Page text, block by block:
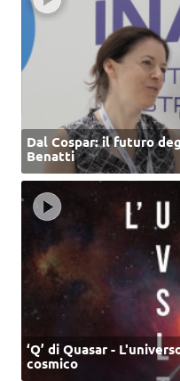
Dal Cospar: il futuro
Benatti
‘Q’ di Quasar -
cosmico